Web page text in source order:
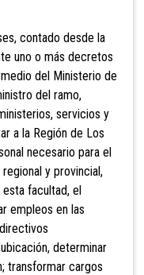
contado desde la
uno o más decretos
del Ministerio de
del ramo,
servicios y
a la Región de Los
necesario para el
y provincial,
facultad, el
empleos en las
determinar
transformar cargos